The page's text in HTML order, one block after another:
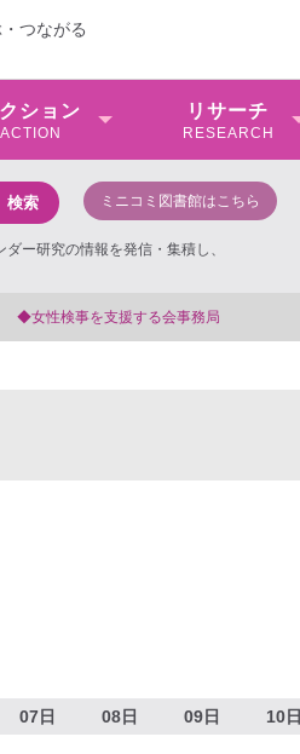
つながる
ション
ACTION
リサーチ
RESEARCH
ミニコミ図書館はこちら
ー研究の情報を発信・集積し、
07日 08日 09日 10日